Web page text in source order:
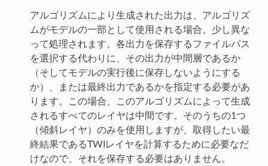
アルゴリズムにより生成された出力は、アルゴリズ
ムがモデルの一部として使用される場合、少し異な
って処理されます。各出力を保存するファイルパス
を選択する代わりに、その出力が中間層であるか
（そしてモデルの実行後に保存しないようにする
か）、または最終出力であるかを指定する必要があ
ります。この場合、このアルゴリズムによって生成
されるすべてのレイヤは中間です。そのうちの1つ
（傾斜レイヤ）のみを使用しますが、取得したい最
終結果であるTWIレイヤを計算するために必要なだ
けなので、それを保存する必要はありません。